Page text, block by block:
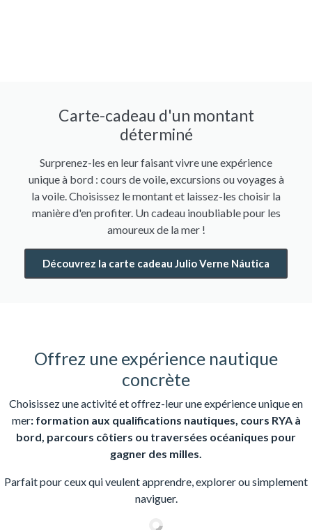
Carte-cadeau d'un montant
déterminé
Surprenez-les en leur faisant vivre une expérience
unique à bord : cours de voile, excursions ou voyages à
la voile. Choisissez le montant et laissez-les choisir la
manière d'en profiter. Un cadeau inoubliable pour les
amoureux de la mer !
Découvrez la carte cadeau Julio Verne Náutica
Offrez une expérience nautique
concrète
Choisissez une activité et offrez-leur une expérience unique en
mer: formation aux qualifications nautiques, cours RYA à
bord, parcours côtiers ou traversées océaniques pour
gagner des milles.
Parfait pour ceux qui veulent apprendre, explorer ou simplement
naviguer.